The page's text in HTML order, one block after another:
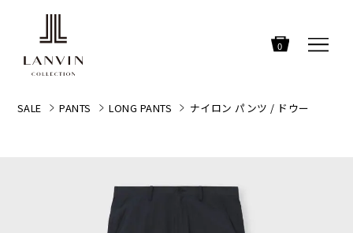
0
SALE PANTS LONG PANTS ナイロン パンツ / ドウー